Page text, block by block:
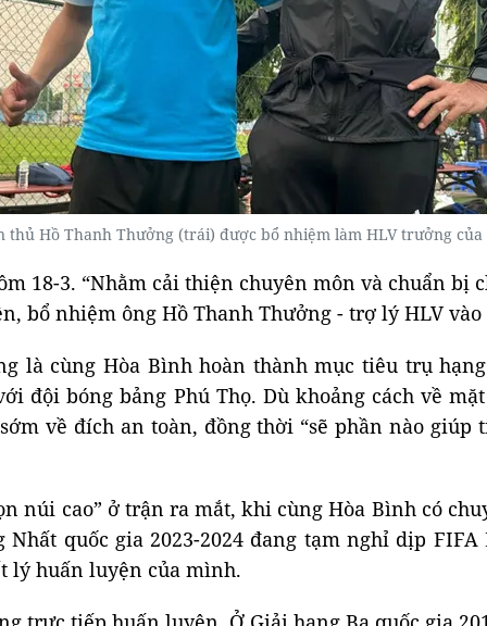
thủ Hồ Thanh Thưởng (trái) được bổ nhiệm làm HLV trưởng của
18-3. “Nhằm cải thiện chuyên môn và chuẩn bị
bổ nhiệm ông Hồ Thanh Thưởng - trợ lý HLV
là cùng Hòa Bình hoàn thành mục tiêu trụ
đội bóng bảng Phú Thọ. Dù khoảng cách về
về đích an toàn, đồng thời “sẽ phần nào
núi cao” ở trận ra mắt, khi cùng Hòa Bình có
quốc gia 2023-2024 đang tạm nghỉ dịp
lý huấn luyện của mình.